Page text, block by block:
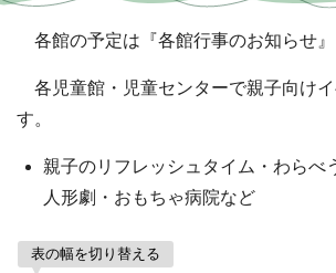
各館の予定は『各館行事のお知らせ』
各児童館・児童センターで親子向けイ
す。
親子のリフレッシュタイム・わらべ
人形劇・おもちゃ病院など
表の幅を切り替える